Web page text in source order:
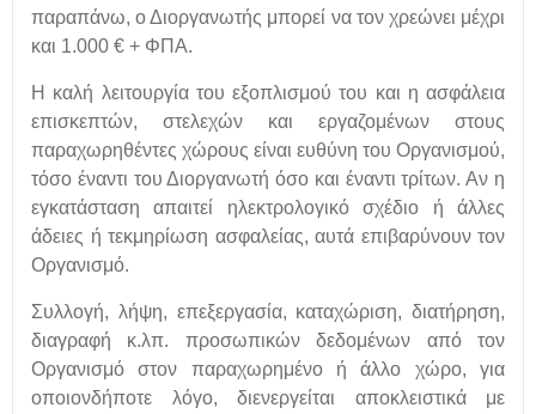
παραπάνω, ο Διοργανωτής μπορεί να τον χρεώνει μέχρι
και 1.000 € + ΦΠΑ.
Η καλή λειτουργία του εξοπλισμού του και η ασφάλεια
επισκεπτών, στελεχών και εργαζομένων στους
παραχωρηθέντες χώρους είναι ευθύνη του Οργανισμού,
τόσο έναντι του Διοργανωτή όσο και έναντι τρίτων. Αν η
εγκατάσταση απαιτεί ηλεκτρολογικό σχέδιο ή άλλες
άδειες ή τεκμηρίωση ασφαλείας, αυτά επιβαρύνουν τον
Οργανισμό.
Συλλογή, λήψη, επεξεργασία, καταχώριση, διατήρηση,
διαγραφή κ.λπ. προσωπικών δεδομένων από τον
Οργανισμό στον παραχωρημένο ή άλλο χώρο, για
οποιονδήποτε λόγο, διενεργείται αποκλειστικά με